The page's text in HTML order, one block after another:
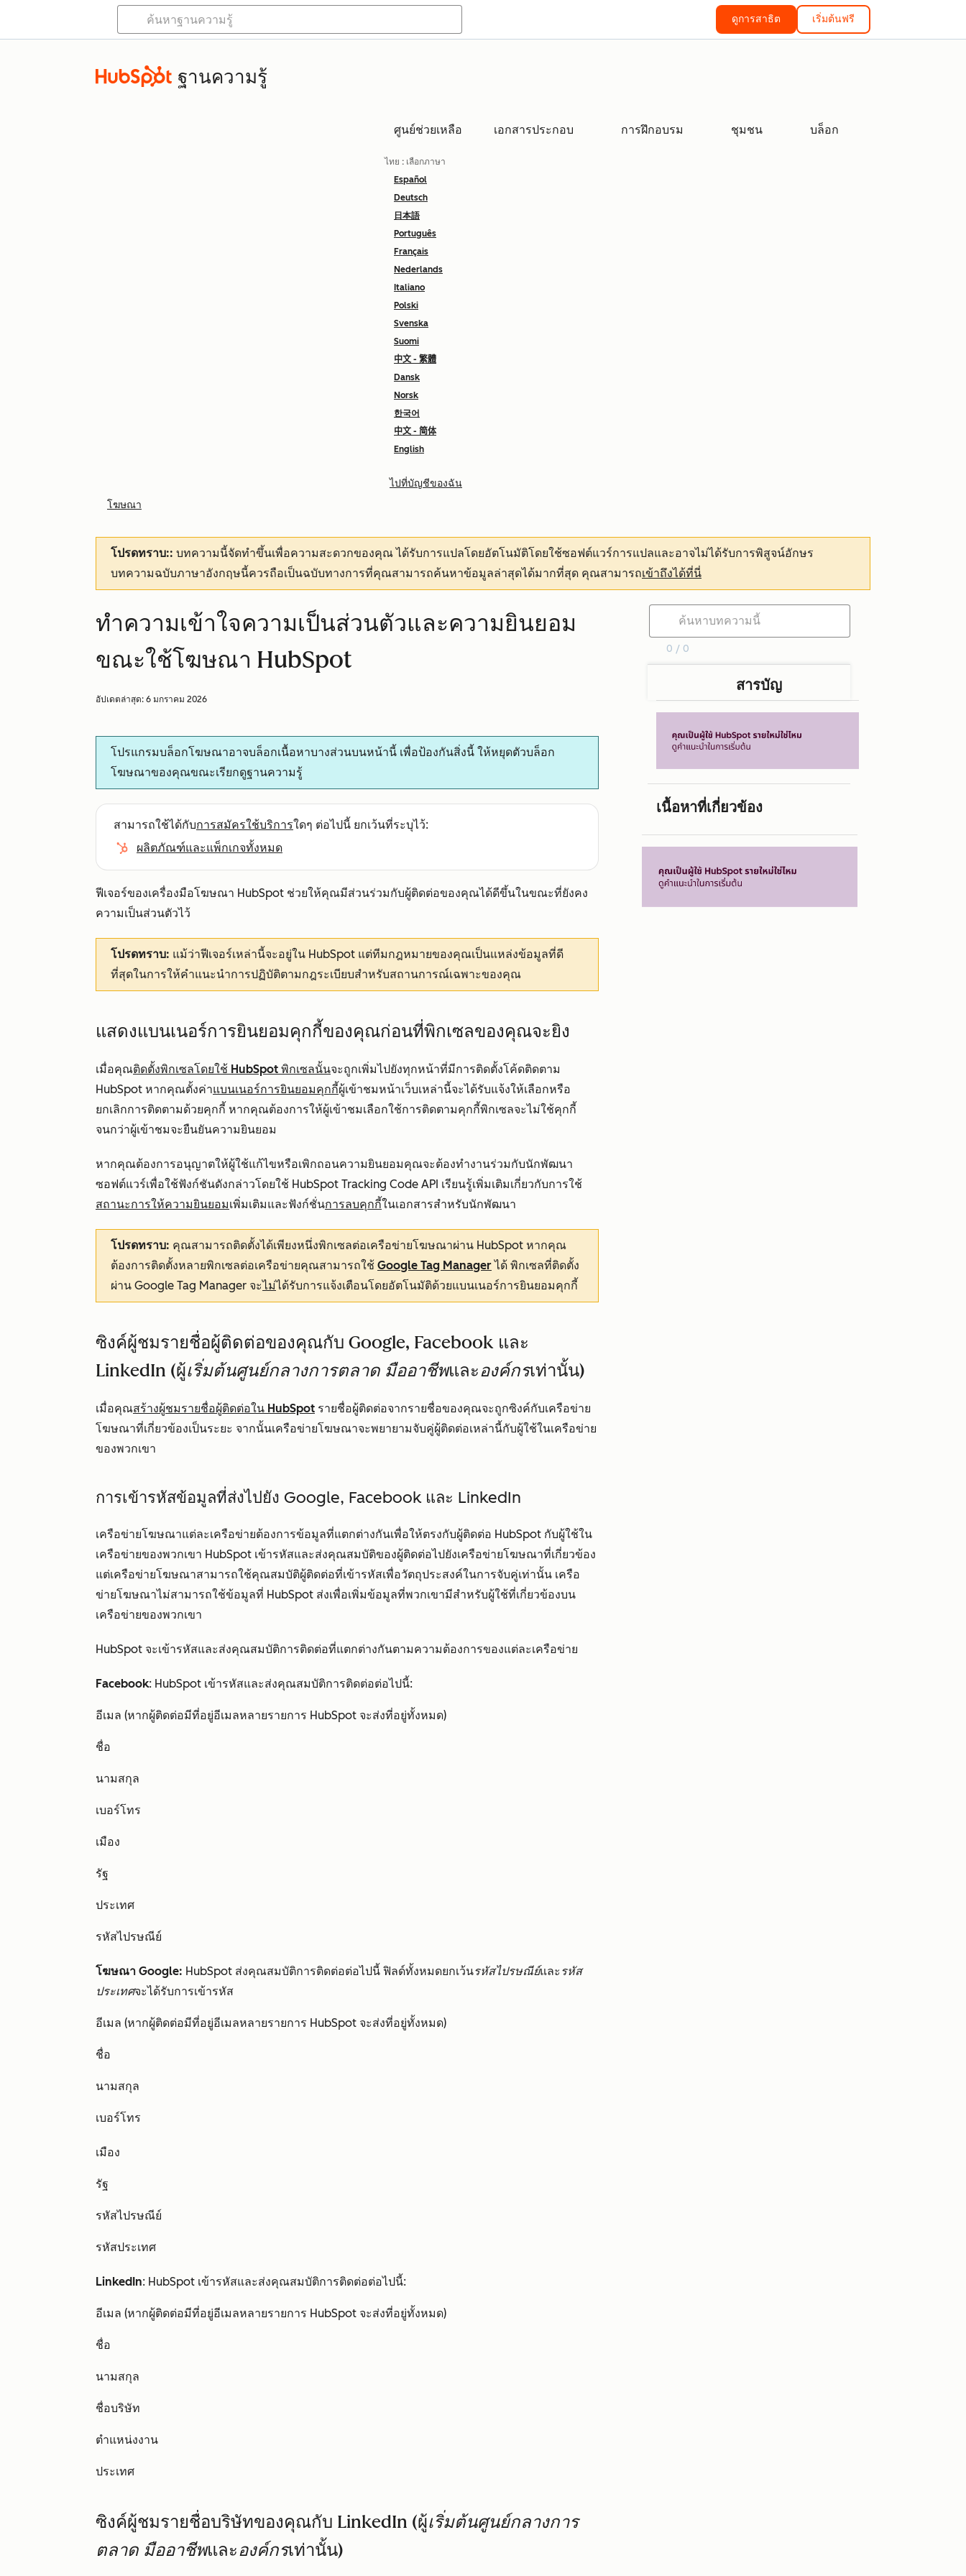
ดูการสาธิต เริ่มต้นฟรี
ฐานความรู้
ศูนย์ช่วยเหลือ เอกสารประกอบ การฝึกอบรม ชุมชน บล็อก
ไทย : เลือกภาษา
Español
Deutsch
日本語
Português
Français
Nederlands
Italiano
Polski
Svenska
Suomi
中文 - 繁體
Dansk
Norsk
한국어
中文 - 简体
English
ไปที่บัญชีของฉัน
โฆษณา
โปรดทราบ:: บทความนี้จัดทำขึ้นเพื่อความสะดวกของคุณได้รับการแปลโดยอัตโนมัติโดยใช้ซอฟต์แวร์การแปลและอาจไม่ได้รับการพิสูจน์อักษร
บทความฉบับภาษาอังกฤษนี้ควรถือเป็นฉบับทางการที่คุณสามารถค้นหาข้อมูลล่าสุดได้มากที่สุด คุณสามารถเข้าถึงได้ที่นี่
ทำความเข้าใจความเป็นส่วนตัวและความยินยอม
ขณะใช้โฆษณา HubSpot
อัปเดตล่าสุด: 6 มกราคม 2026
โปรแกรมบล็อกโฆษณาอาจบล็อกเนื้อหาบางส่วนบนหน้านี้ เพื่อป้องกันสิ่งนี้ ให้หยุดตัวบล็อก
โฆษณาของคุณขณะเรียกดูฐานความรู้
สามารถใช้ได้กับการสมัครใช้บริการใดๆ ต่อไปนี้ ยกเว้นที่ระบุไว้:
ผลิตภัณฑ์และแพ็กเกจทั้งหมด
ฟีเจอร์ของเครื่องมือโฆษณา HubSpot ช่วยให้คุณมีส่วนร่วมกับผู้ติดต่อของคุณได้ดีขึ้นในขณะที่ยังคง
ความเป็นส่วนตัวไว้
โปรดทราบ: แม้ว่าฟีเจอร์เหล่านี้จะอยู่ใน HubSpot แต่ทีมกฎหมายของคุณเป็นแหล่งข้อมูลที่ดี
ที่สุดในการให้คำแนะนำการปฏิบัติตามกฎระเบียบสำหรับสถานการณ์เฉพาะของคุณ
แสดงแบนเนอร์การยินยอมคุกกี้ของคุณก่อนที่พิกเซลของคุณจะยิง
เมื่อคุณติดตั้งพิกเซลโดยใช้ HubSpot พิกเซลนั้นจะถูกเพิ่มไปยังทุกหน้าที่มีการติดตั้งโค้ดติดตาม
HubSpot หากคุณตั้งค่าแบนเนอร์การยินยอมคุกกี้ผู้เข้าชมหน้าเว็บเหล่านี้จะได้รับแจ้งให้เลือกหรือ
ยกเลิกการติดตามด้วยคุกกี้ หากคุณต้องการให้ผู้เข้าชมเลือกใช้การติดตามคุกกี้พิกเซลจะไม่ใช้คุกกี้
จนกว่าผู้เข้าชมจะยืนยันความยินยอม
หากคุณต้องการอนุญาตให้ผู้ใช้แก้ไขหรือเพิกถอนความยินยอมคุณจะต้องทำงานร่วมกับนักพัฒนา
ซอฟต์แวร์เพื่อใช้ฟังก์ชันดังกล่าวโดยใช้ HubSpot Tracking Code API เรียนรู้เพิ่มเติมเกี่ยวกับการใช้
สถานะการให้ความยินยอมเพิ่มเติมและฟังก์ชั่นการลบคุกกี้ในเอกสารสำหรับนักพัฒนา
โปรดทราบ: คุณสามารถติดตั้งได้เพียงหนึ่งพิกเซลต่อเครือข่ายโฆษณาผ่าน HubSpot หากคุณ
ต้องการติดตั้งหลายพิกเซลต่อเครือข่ายคุณสามารถใช้ Google Tag Managerได้ พิกเซลที่ติดตั้ง
ผ่าน Google Tag Manager จะไม่ได้รับการแจ้งเตือนโดยอัตโนมัติด้วยแบนเนอร์การยินยอมคุกกี้
ซิงค์ผู้ชมรายชื่อผู้ติดต่อของคุณกับ Google, Facebook และ
LinkedIn (ผู้เริ่มต้นศูนย์กลางการตลาด มืออาชีพและองค์กรเท่านั้น)
เมื่อคุณสร้างผู้ชมรายชื่อผู้ติดต่อใน HubSpot รายชื่อผู้ติดต่อจากรายชื่อของคุณจะถูกซิงค์กับเครือข่าย
โฆษณาที่เกี่ยวข้องเป็นระยะ จากนั้นเครือข่ายโฆษณาจะพยายามจับคู่ผู้ติดต่อเหล่านี้กับผู้ใช้ในเครือข่าย
ของพวกเขา
การเข้ารหัสข้อมูลที่ส่งไปยัง Google, Facebook และ LinkedIn
เครือข่ายโฆษณาแต่ละเครือข่ายต้องการข้อมูลที่แตกต่างกันเพื่อให้ตรงกับผู้ติดต่อ HubSpot กับผู้ใช้ใน
เครือข่ายของพวกเขา HubSpot เข้ารหัสและส่งคุณสมบัติของผู้ติดต่อไปยังเครือข่ายโฆษณาที่เกี่ยวข้อง
แต่เครือข่ายโฆษณาสามารถใช้คุณสมบัติผู้ติดต่อที่เข้ารหัสเพื่อวัตถุประสงค์ในการจับคู่เท่านั้น เครือ
ข่ายโฆษณาไม่สามารถใช้ข้อมูลที่ HubSpot ส่งเพื่อเพิ่มข้อมูลที่พวกเขามีสำหรับผู้ใช้ที่เกี่ยวข้องบน
เครือข่ายของพวกเขา
HubSpot จะเข้ารหัสและส่งคุณสมบัติการติดต่อที่แตกต่างกันตามความต้องการของแต่ละเครือข่าย
Facebook: HubSpot เข้ารหัสและส่งคุณสมบัติการติดต่อต่อไปนี้:
อีเมล (หากผู้ติดต่อมีที่อยู่อีเมลหลายรายการ HubSpot จะส่งที่อยู่ทั้งหมด)
ชื่อ
นามสกุล
เบอร์โทร
เมือง
รัฐ
ประเทศ
รหัสไปรษณีย์
โฆษณา Google: HubSpot ส่งคุณสมบัติการติดต่อต่อไปนี้ ฟิลด์ทั้งหมดยกเว้นรหัสไปรษณีย์และ รหัส
ประเทศจะได้รับการเข้ารหัส
อีเมล (หากผู้ติดต่อมีที่อยู่อีเมลหลายรายการ HubSpot จะส่งที่อยู่ทั้งหมด)
ชื่อ
นามสกุล
เบอร์โทร
เมือง
รัฐ
รหัสไปรษณีย์
รหัสประเทศ
LinkedIn: HubSpot เข้ารหัสและส่งคุณสมบัติการติดต่อต่อไปนี้:
อีเมล (หากผู้ติดต่อมีที่อยู่อีเมลหลายรายการ HubSpot จะส่งที่อยู่ทั้งหมด)
ชื่อ
นามสกุล
ชื่อบริษัท
ตำแหน่งงาน
ประเทศ
ซิงค์ผู้ชมรายชื่อบริษัทของคุณกับ LinkedIn (ผู้เริ่มต้นศูนย์กลางการ
ตลาด มืออาชีพและองค์กรเท่านั้น)
0 / 0
สารบัญ
เนื้อหาที่เกี่ยวข้อง